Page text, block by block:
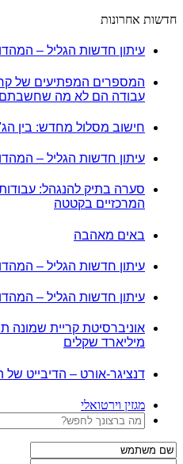
חדשות אחרונות
עיתון חדשות הגליל –
עבודה הם לא מה
חישוב מסלול מחדש: בין
עיתון חדשות הגליל –
סערה בתיק להנגהל:
המרכזיים בקטטה
באים מאהבה
עיתון חדשות הגליל –
עיתון חדשות הגליל –
אוניברסיטת קריית שמונה
מיליארד שקלים
דנציגר-אורט – הדיבייט של
מגזין וירטואלי